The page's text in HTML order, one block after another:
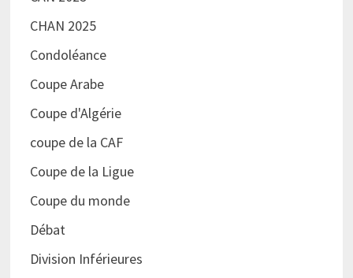
CHAN 2025
Condoléance
Coupe Arabe
Coupe d'Algérie
coupe de la CAF
Coupe de la Ligue
Coupe du monde
Débat
Division Inférieures